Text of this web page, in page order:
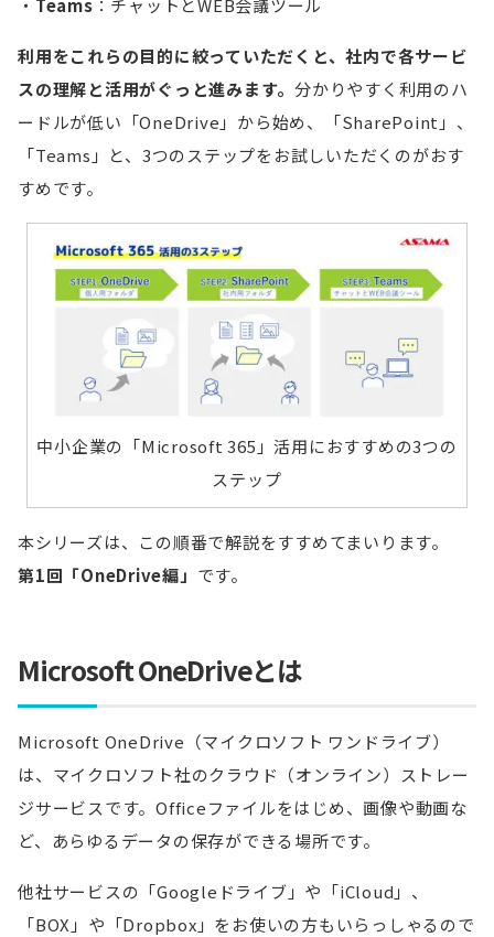
Teams ：チャットとWEB会議ツール
利用をこれらの目的に絞っていただくと、社内で各サービ
スの理解と活用がぐっと進みます。 分かりやすく利用のハ
ードルが低い「OneDrive」から始め、「SharePoint」、
「Teams」と、3つのステップをお試しいただくのがおす
すめです。
中小企業の「Microsoft 365」活用におすすめの3つの
ステップ
本シリーズは、この順番で解説をすすめてまいります。
第1回「OneDrive編」 です。
Microsoft OneDriveとは
Microsoft OneDrive（マイクロソフト ワンドライブ）
は、マイクロソフト社のクラウド（オンライン）ストレー
ジサービスです。Officeファイルをはじめ、画像や動画な
ど、あらゆるデータの保存ができる場所です。
他社サービスの「Googleドライブ」や「iCloud」、
「BOX」や「Dropbox」をお使いの方もいらっしゃるので